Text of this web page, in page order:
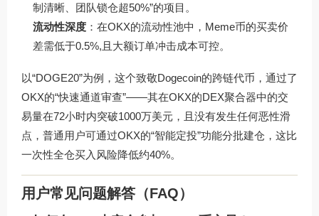
制清晰、团队锁仓超50%”的项目。
流动性深度 ：在OKX的流动性池中，Meme币的买卖价
差需低于0.5%,且大额订单冲击成本可控。
以“DOGE20”为例，这个致敬Dogecoin的跨链代币，通过了
OKX的“快速通道审查”——其在OKX的DEX聚合器中的交
易量在72小时内突破1000万美元，且没有发生任何恶性滑
点，普通用户可通过OKX的“智能定投”功能分批建仓，这比
一次性全仓买入风险降低约40%。
用户常见问题解答（FAQ）